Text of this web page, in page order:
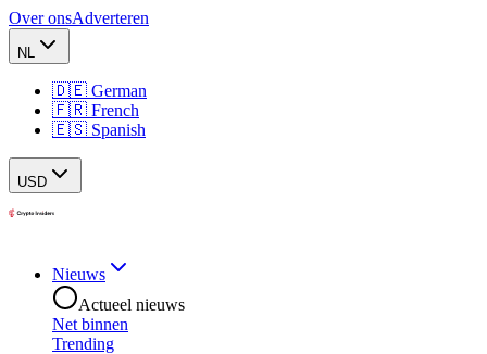
Over onsAdverteren
NL
🇩🇪 German
🇫🇷 French
🇪🇸 Spanish
USD
Nieuws
Actueel nieuws
Net binnen
Trending